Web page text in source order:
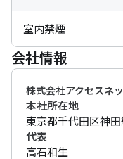
室内禁煙
会社情報
株式会社アクセスネ
本社所在地
東京都千代田区神
代表
高石和生